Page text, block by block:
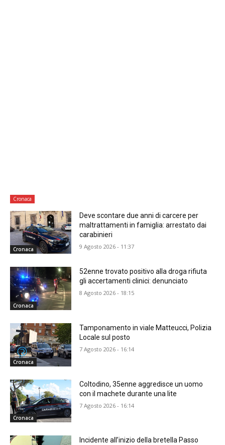
Cronaca
Cronaca
Deve scontare due anni di carcere per
maltrattamenti in famiglia: arrestato dai
carabinieri
9 Agosto 2026 - 11:37
Cronaca
52enne trovato positivo alla droga rifiuta
gli accertamenti clinici: denunciato
8 Agosto 2026 - 18:15
Cronaca
Tamponamento in viale Matteucci, Polizia
Locale sul posto
7 Agosto 2026 - 16:14
Cronaca
Coltodino, 35enne aggredisce un uomo
con il machete durante una lite
7 Agosto 2026 - 16:14
Incidente all’inizio della bretella Passo